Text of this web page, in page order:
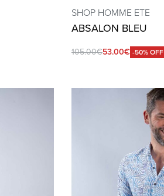
SHOP HOMME ETE
ABSALON BLEU
105.00€53.00€ -50% OFF